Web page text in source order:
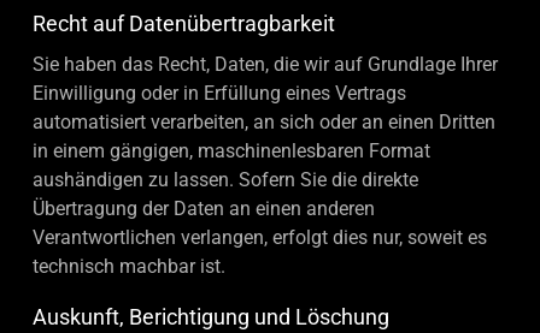
Recht auf Daten­übertrag­barkeit
Sie haben das Recht, Daten, die wir auf Grundlage Ihrer
Einwilligung oder in Erfüllung eines Vertrags
automatisiert verarbeiten, an sich oder an einen Dritten
in einem gängigen, maschinenlesbaren Format
aushändigen zu lassen. Sofern Sie die direkte
Übertragung der Daten an einen anderen
Verantwortlichen verlangen, erfolgt dies nur, soweit es
technisch machbar ist.
Auskunft, Berichtigung und Löschung